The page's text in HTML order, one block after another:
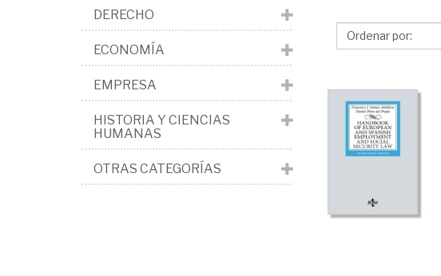
Prado,
DERECHO
ECONOMÍA
EMPRESA
HISTORIA Y CIENCIAS
HUMANAS
OTRAS CATEGORÍAS